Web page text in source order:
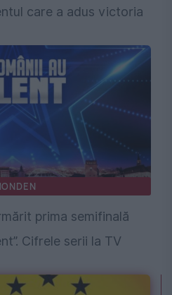
care a adus victoria
prima semifinală
Cifrele serii la TV